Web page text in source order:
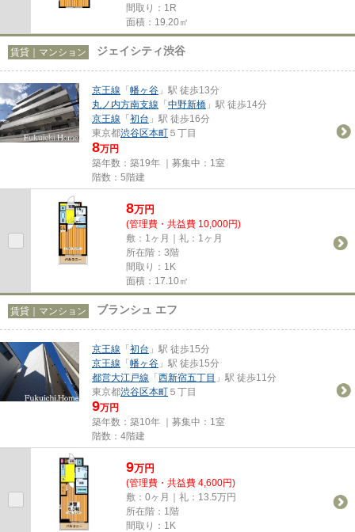
間取り：1R
面積：19.20㎡
賃貸｜マンション ジェイシティ渋谷
京王線 「幡ヶ谷 」駅 徒歩13分
丸ノ内方南支線 「中野新橋 」駅 徒歩14分
京王線 「初台 」駅 徒歩16分
東京都渋谷区本町 ５丁目
8万円
築年数：築19年 ｜募集中： 1室
階数：5階建
8万円
(管理費・共益費 10,000円)
敷：1ヶ月｜礼：1ヶ月
所在階：3階
間取り：1K
面積：17.10㎡
賃貸｜マンション ブランシュ エフ
京王線 「初台 」駅 徒歩15分
京王線 「幡ヶ谷 」駅 徒歩15分
都営大江戸線 「西新宿五丁目 」駅 徒歩11分
東京都渋谷区本町 ５丁目
9万円
築年数：築10年 ｜募集中： 1室
階数：4階建
9万円
(管理費・共益費 4,600円)
敷：0ヶ月｜礼：13.5万円
所在階：1階
間取り：1K